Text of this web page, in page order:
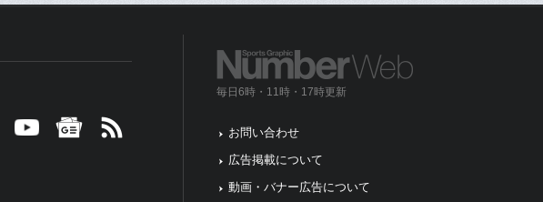
毎日6時・11時・17時更新
お問い合わせ
広告掲載について
動画・バナー広告について